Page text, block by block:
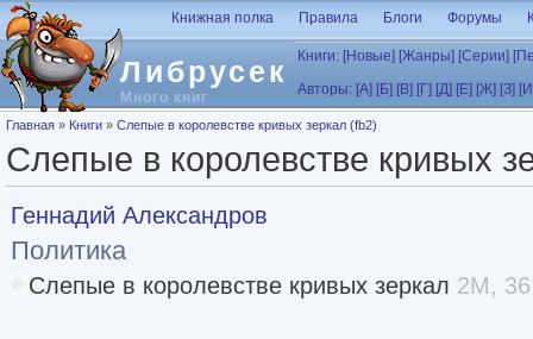
Перейти к основному содержанию
Либрусек
Много книг
Книжная полка Правила Блоги Форумы
Книги: [Новые] [Жанры] [Серии]
Авторы: [А] [Б] [В] [Г] [Д] [Е] [Ж] [З]
Вы здесь
Главная » Книги » Слепые в королевстве кривых зеркал (fb2)
Слепые в королевстве кривых
Геннадий Александров
Политика
Слепые в королевстве кривых зеркал 2M,